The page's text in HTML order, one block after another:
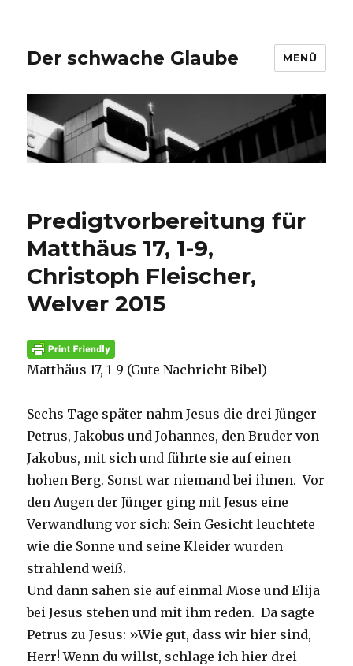
Der schwache Glaube MENÜ
Predigtvorbereitung für
Matthäus 17, 1-9,
Christoph Fleischer,
Welver 2015
Matthäus 17, 1-9 (Gute Nachricht Bibel)
Sechs Tage später nahm Jesus die drei Jünger
Petrus, Jakobus und Johannes, den Bruder von
Jakobus, mit sich und führte sie auf einen
hohen Berg. Sonst war niemand bei ihnen. Vor
den Augen der Jünger ging mit Jesus eine
Verwandlung vor sich: Sein Gesicht leuchtete
wie die Sonne und seine Kleider wurden
strahlend weiß.
Und dann sahen sie auf einmal Mose und Elija
bei Jesus stehen und mit ihm reden. Da sagte
Petrus zu Jesus: »Wie gut, dass wir hier sind,
Herr! Wenn du willst, schlage ich hier drei